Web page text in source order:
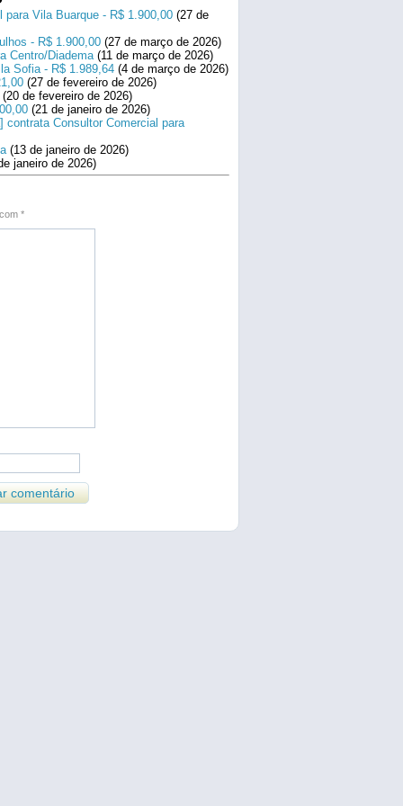
Vila Buarque - R$ 1.900,00 (27 de
- R$ 1.900,00 (27 de março de 2026)
Centro/Diadema(11 de março de 2026)
Sofia - R$ 1.989,64 (4 de março de 2026)
(27 de fevereiro de 2026)
(20 de fevereiro de 2026)
(21 de janeiro de 2026)
Consultor Comercial para
(13 de janeiro de 2026)
janeiro de 2026)
*